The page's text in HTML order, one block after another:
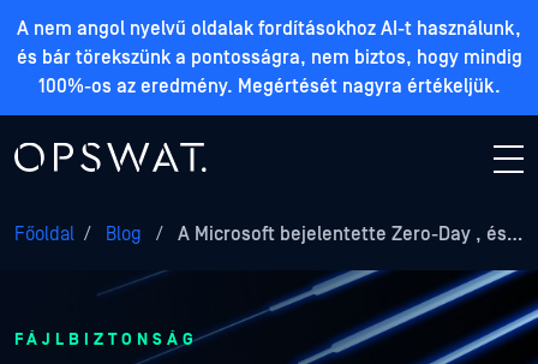
A nem angol nyelvű oldalak fordításokhoz AI-t használunk,
és bár törekszünk a pontosságra, nem biztos, hogy mindig
100%-os az eredmény. Megértését nagyra értékeljük.
Főoldal / Blog / A Microsoft bejelentette Zero-Day , és…
FÁJLBIZTONSÁG